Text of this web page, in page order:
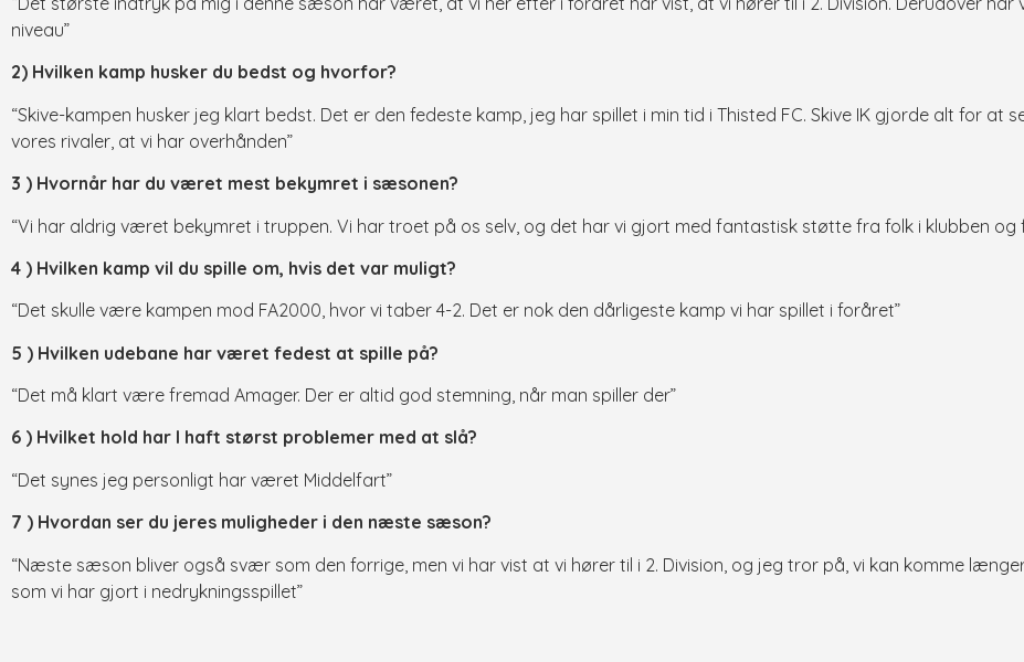
niveau”
2) Hvilken kamp husker du bedst og hvorfor?
“Skive-kampen husker jeg klart bedst. Det er den fedeste kamp, jeg har spillet i min tid i Thisted FC. Skive IK gjorde alt for at
vores rivaler, at vi har overhånden”
3 ) Hvornår har du været mest bekymret i sæsonen?
“Vi har aldrig været bekymret i truppen. Vi har troet på os selv, og det har vi gjort med fantastisk støtte fra folk i klubben og
4 ) Hvilken kamp vil du spille om, hvis det var muligt?
“Det skulle være kampen mod FA2000, hvor vi taber 4-2. Det er nok den dårligeste kamp vi har spillet i foråret”
5 ) Hvilken udebane har været fedest at spille på?
“Det må klart være fremad Amager. Der er altid god stemning, når man spiller der”
6 ) Hvilket hold har I haft størst problemer med at slå?
“Det synes jeg personligt har været Middelfart”
7 ) Hvordan ser du jeres muligheder i den næste sæson?
“Næste sæson bliver også svær som den forrige, men vi har vist at vi hører til i 2. Division, og jeg tror på, vi kan komme
som vi har gjort i nedrykningsspillet”